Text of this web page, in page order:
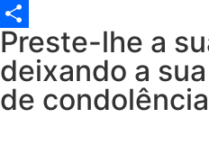
Twitter
Share
Preste-lhe a
deixando a
de